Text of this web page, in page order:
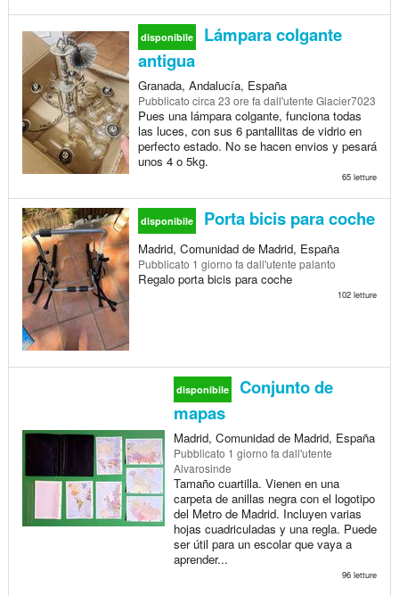
disponibile
Lámpara colgante
antigua
Granada, Andalucía, España
Pubblicato circa 23 ore fa dall'utente Glacier7023
Pues una lámpara colgante, funciona todas
las luces, con sus 6 pantallitas de vidrio en
perfecto estado. No se hacen envios y pesará
unos 4 o 5kg.
65 letture
disponibile Porta bicis para coche
Madrid, Comunidad de Madrid, España
Pubblicato 1 giorno fa dall'utente palanto
Regalo porta bicis para coche
102 letture
disponibile
Conjunto de
mapas
Madrid, Comunidad de Madrid, España
Pubblicato 1 giorno fa dall'utente
Alvarosinde
Tamaño cuartilla. Vienen en una
carpeta de anillas negra con el logotipo
del Metro de Madrid. Incluyen varias
hojas cuadriculadas y una regla. Puede
ser útil para un escolar que vaya a
aprender...
96 letture